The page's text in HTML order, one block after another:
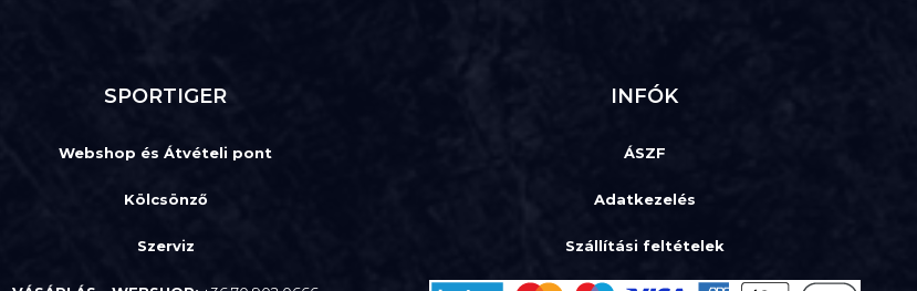
SPORTIGER
Webshop és Átvételi pont
Kölcsönző
Szerviz
INFÓK
ÁSZF
Adatkezelés
Szállítási feltételek